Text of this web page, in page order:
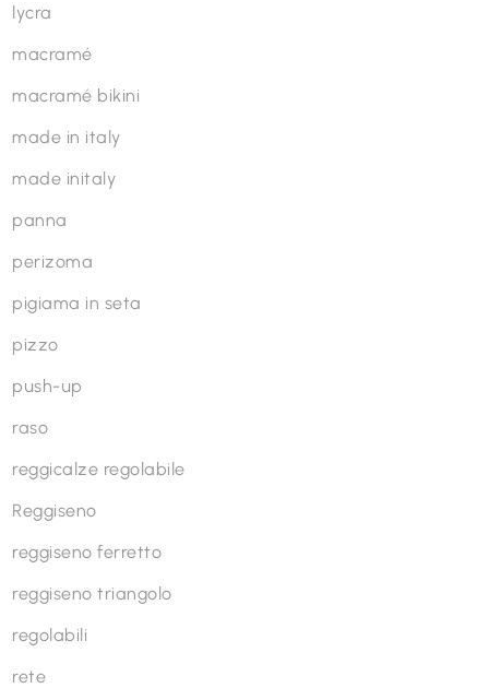
lycra
macramé
macramé bikini
made in italy
made initaly
panna
perizoma
pigiama in seta
pizzo
push-up
raso
reggicalze regolabile
Reggiseno
reggiseno ferretto
reggiseno triangolo
regolabili
rete